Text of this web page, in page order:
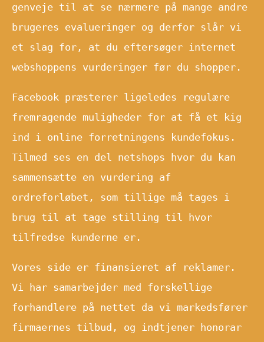
genveje til at se nærmere på mange andre
brugeres evalueringer og derfor slår vi
et slag for, at du eftersøger internet
webshoppens vurderinger før du shopper.
Facebook præsterer ligeledes regulære
fremragende muligheder for at få et kig
ind i online forretningens kundefokus.
Tilmed ses en del netshops hvor du kan
sammensætte en vurdering af
ordreforløbet, som tillige må tages i
brug til at tage stilling til hvor
tilfredse kunderne er.
Vores side er finansieret af reklamer.
Vi har samarbejder med forskellige
forhandlere på nettet da vi markedsfører
firmaernes tilbud, og indtjener honorar